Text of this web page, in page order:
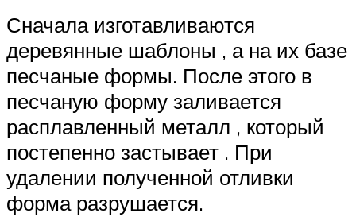
Сначала изготавливаются
деревянные шаблоны , а на их базе
песчаные формы. После этого в
песчаную форму заливается
расплавленный металл , который
постепенно застывает . При
удалении полученной отливки
форма разрушается.